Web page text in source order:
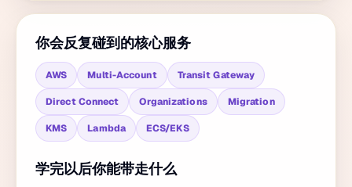
你会反复碰到的核心服务
AWS Multi-Account Transit Gateway
Direct Connect Organizations Migration
KMS Lambda ECS/EKS
学完以后你能带走什么